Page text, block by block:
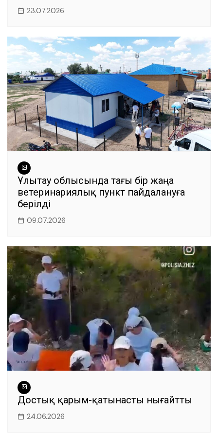
23.07.2026
Ұлытау облысында тағы бір жаңа
ветеринариялық пункт пайдалануға
берілді
09.07.2026
Достық қарым-қатынасты нығайтты
24.06.2026